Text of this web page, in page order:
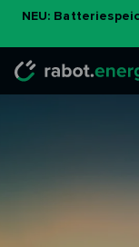
NEU: